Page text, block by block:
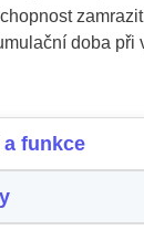
doba při
a funkce